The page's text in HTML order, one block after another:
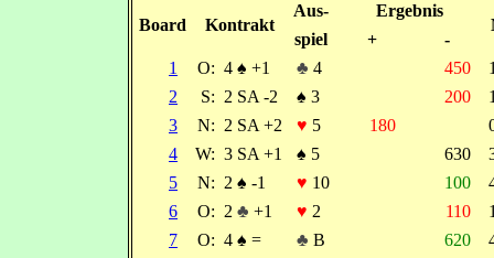
Board Kontrakt
Aus- Ergebnis
spiel +
-
1
O: 4 ♠ +1 ♣ 4 450
2
S: 2 SA -2 ♠ 3 200
3
N: 2 SA +2 ♥ 5 180
4
W: 3 SA +1 ♠ 5 630
5
N: 2 ♠ -1 ♥ 10 100
6
O: 2 ♣ +1 ♥ 2 110
7
O: 4 ♠ = ♣ B 620